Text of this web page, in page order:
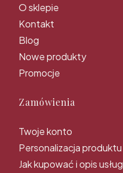
O sklepie
Kontakt
Blog
Nowe produkty
Promocje
Zamówienia
Twoje konto
Personalizacja produktu
Jak kupować i opis usług